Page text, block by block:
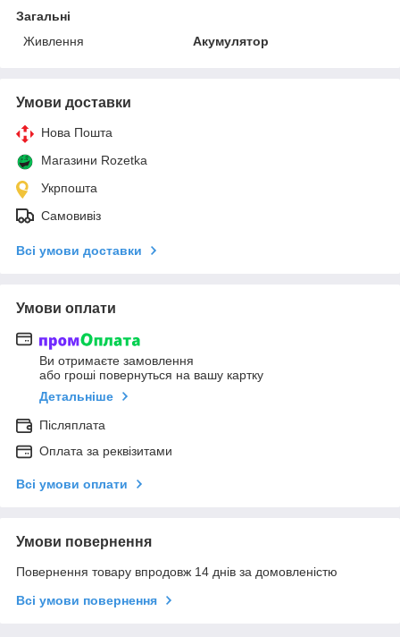
Загальні
Живлення
Акумулятор
Умови доставки
Нова Пошта
Магазини Rozetka
Укрпошта
Самовивіз
Всі умови доставки
Умови оплати
Ви отримаєте замовлення
або гроші повернуться на вашу картку
Детальніше
Післяплата
Оплата за реквізитами
Всі умови оплати
Умови повернення
Повернення товару впродовж 14 днів за домовленістю
Всі умови повернення